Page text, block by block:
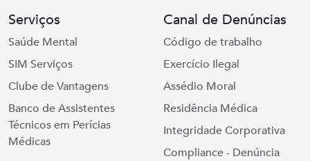
Serviços
Saúde Mental
SIM Serviços
Clube de Vantagens
Banco de Assistentes
Técnicos em Perícias
Médicas
Canal de Denúncias
Código de trabalho
Exercício Ilegal
Assédio Moral
Residência Médica
Integridade Corporativa
Compliance - Denúncia